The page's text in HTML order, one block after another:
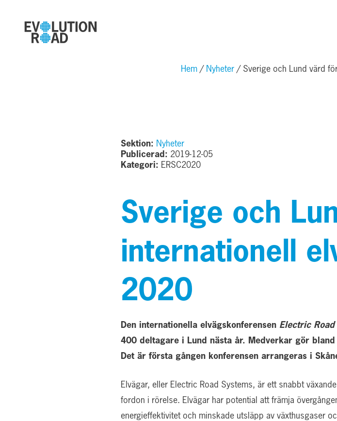
Hem Nyheter Sverige och Lund värd
Sektion: Nyheter
Publicerad: 2019-12-05
Kategori: ERSC2020
Sverige och
internationell
2020
Den internationella elvägskonferensen Electric
400 deltagare i Lund nästa år. Medverkar gör
Det är första gången konferensen arrangeras i
Elvägar, eller Electric Road Systems, är ett snabbt
fordon i rörelse. Elvägar har potential att främja
energieffektivitet och minskade utsläpp av växthusgaser